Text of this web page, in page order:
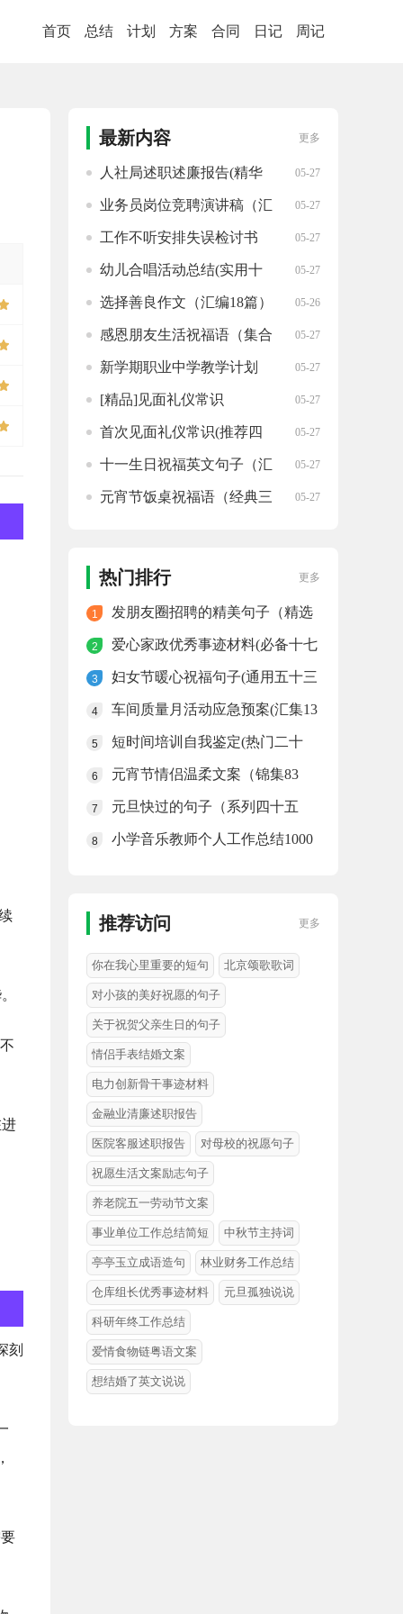
首页 总结 计划 方案 合同 日记 周记
刻
最新内容 更多
人社局述职述廉报告(精华
05-27
业务员岗位竞聘演讲稿（汇
05-27
工作不听安排失误检讨书
05-27
幼儿合唱活动总结(实用十
05-27
选择善良作文（汇编18篇） 05-26
感恩朋友生活祝福语（集合
05-27
新学期职业中学教学计划
05-27
[精品]见面礼仪常识 05-27
首次见面礼仪常识(推荐四
05-27
十一生日祝福英文句子（汇
05-27
元宵节饭桌祝福语（经典三
05-27
热门排行 更多
1
发朋友圈招聘的精美句子（精选
2
爱心家政优秀事迹材料(必备十七
3
妇女节暖心祝福句子(通用五十三
4
车间质量月活动应急预案(汇集13
5
短时间培训自我鉴定(热门二十
6
元宵节情侣温柔文案（锦集83
7
元旦快过的句子（系列四十五
8
小学音乐教师个人工作总结1000
推荐访问 更多
你在我心里重要的短句 北京颂歌歌词
对小孩的美好祝愿的句子
关于祝贺父亲生日的句子
情侣手表结婚文案
电力创新骨干事迹材料
金融业清廉述职报告
医院客服述职报告 对母校的祝愿句子
祝愿生活文案励志句子
养老院五一劳动节文案
事业单位工作总结简短 中秋节主持词
亭亭玉立成语造句 林业财务工作总结
仓库组长优秀事迹材料 元旦孤独说说
科研年终工作总结
爱情食物链粤语文案
想结婚了英文说说